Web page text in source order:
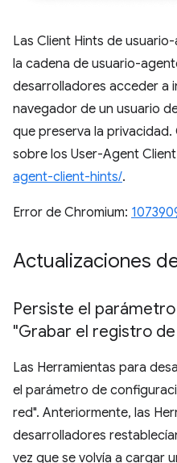
Las Client Hints de
la cadena de usuario-
desarrolladores acceder a
navegador de un usuario
que preserva la
sobre los User-Agent
agent-client-hints/.
Error de Chromium:
Actualizaciones
Persiste el
"Grabar el registro
Las Herramientas para
el parámetro de
red". Anteriormente, las
desarrolladores
vez que se volvía a cargar